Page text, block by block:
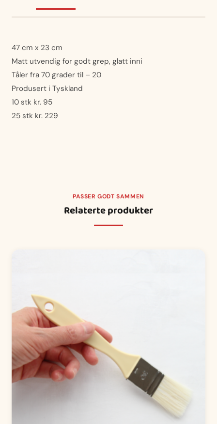
47 cm x 23 cm
Matt utvendig for godt grep, glatt inni
Tåler fra 70 grader til – 20
Produsert i Tyskland
10 stk kr. 95
25 stk kr. 229
PASSER GODT SAMMEN
Relaterte produkter